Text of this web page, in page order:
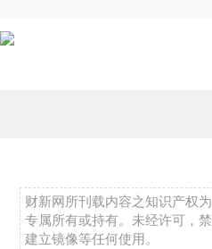
财新网所刊载内容之知识产权
专属所有或持有。未经许可，
建立镜像等任何使用。